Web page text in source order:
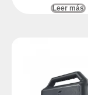
Leer más